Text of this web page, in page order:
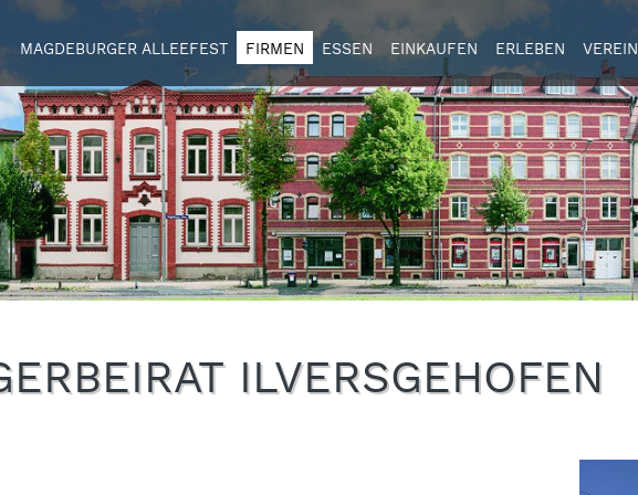
MAGDEBURGER ALLEEFEST FIRMEN ESSEN EINKAUFEN ERLEBEN VEREIN
ILVERSGEHOFEN